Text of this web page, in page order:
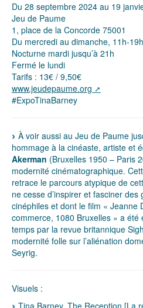
Du 28 septembre 2024 au 19
Jeu de Paume
1, place de la Concorde 75001
Du mercredi au dimanche, 11h-19h
Nocturne mardi jusqu’à 21h
Fermé le lundi
Tarifs : 13€ / 9,50€
www.jeudepaume.org
#ExpoTinaBarney
À voir aussi au Jeu de Paume
hommage à la cinéaste, artiste et
Akerman (Bruxelles 1950 – Paris
modernité cinématographique.
retrace le parcours atypique de
ne cesse d’inspirer et fasciner des
cinéphiles et dont le film « Jeanne
commerce, 1080 Bruxelles » a
temps par la revue britannique
modernité folle sur l’aliénation
Seyrig.
Visuels :